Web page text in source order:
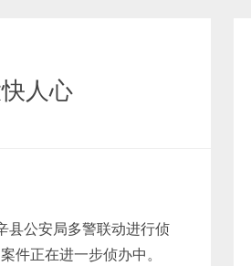
人心
县公安局多警联动进行侦
件正在进一步侦办中。